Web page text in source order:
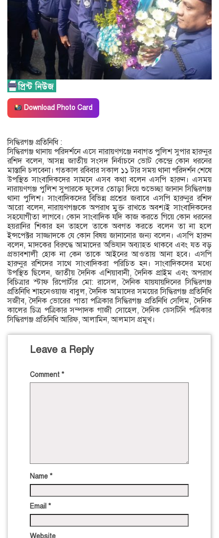
Download Photo Card
সিদ্ধিরগঞ্জ প্রতিনিধি :
সিদ্ধিরগঞ্জ থানায় পরিদর্শনে এসে নারায়ণগঞ্জে নবাগত পুলিশ সুপার হারুনুর
রশিদ বলেন, আসন্ন জাতীয় সংসদ নির্বাচনে ভোট কেন্দ্রে কোন ধরনের
মাস্তানি চলবেনা। গতকাল রবিবার সকাল ১১ টার সময় থানা পরিদর্শন শেষে
উপস্থিত সাংবাদিকদের সামনে এসব কথা বলেন এসপি হারুন। এসময়
নারায়ণগঞ্জ পুলিশ সুপারকে ফুলের তোড়া দিয়ে শুভেচ্ছা জানান সিদ্ধিরগঞ্জ
থানা পুলিশ। সাংবাদিকদের বিভিন্ন প্রশ্নের জবাবে এসপি হারুনুর রশিদ
আরো বলেন, নারায়ণগঞ্জকে অপরাধ মুক্ত রাখতে অবশ্যই সাংবাদিকদের
সহযোগীতা লাগবে। কোন সাংবাদিক যদি কাজ করতে গিয়ে কোন ধরনের
হয়রানির শিকার হন তাহলে তাকে অবগত করতে বলেন তা না হলে
ইন্সপেক্টর সাজ্জাদকে যে কোন বিষয় জানানোর জন্য বলেন। এসপি হারুন
বলেন, মাদকের বিরুদ্ধে আমাদের অভিযান অব্যাহত থাকবে এবং যত বড়
প্রভাবশালী হোক না কেন তাকে আইনের আওতায় আনা হবে। এসপি
হারুনুর রশিদের সাথে সাংবাদিকরা পরিচিত হন। সাংবাদিকদের মধ্যে
উপস্থিত ছিলেন, জাতীয় দৈনিক এশিয়াবানী, দৈনিক প্রাইম এবং অপরাধ
বিচিত্রার স্টাফ রিপোর্টার মো: রাসেল, দৈনিক যায়যায়দিনের সিদ্ধিরগঞ্জ
প্রতিনিধি শাহনেওয়াজ বাবুল, দৈনিক আমাদের সময়ের সিদ্ধিরগঞ্জ প্রতিনিধি
সজীব, দৈনিক ভোরের পাতা পত্রিকার সিদ্ধিরগঞ্জ প্রতিনিধি সেলিম, দৈনিক
কালের চিত্র পত্রিকার সম্পাদক গাজী সোহেল, দৈনিক ডেসটিনি পত্রিকার
সিদ্ধিরগঞ্জ প্রতিনিধি আরিফ, আলামিন, আলমাস প্রমূখ।
Leave a Reply
Comment *
Name *
Email *